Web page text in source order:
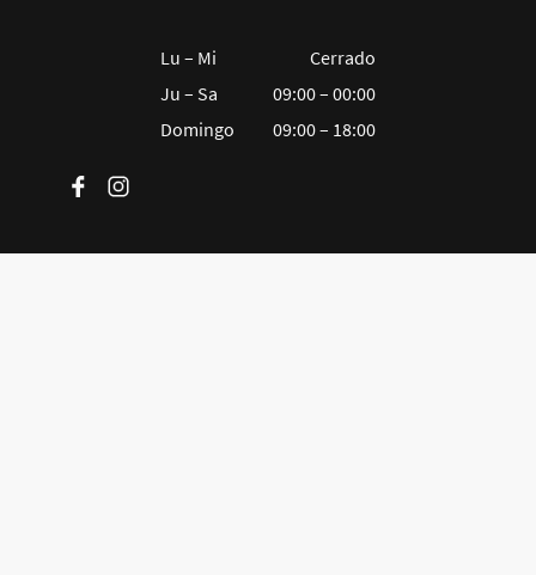
Lu – Mi
Cerrado
Ju – Sa
09:00 – 00:00
Domingo
09:00 – 18:00